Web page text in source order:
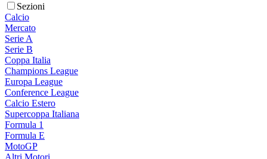
Sezioni
Calcio
Mercato
Serie A
Serie B
Coppa Italia
Champions League
Europa League
Conference League
Calcio Estero
Supercoppa Italiana
Formula 1
Formula E
MotoGP
Altri Motori